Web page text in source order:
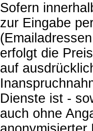
Sofern
zur Eingabe
erfolgt die
auf
Dienste ist -
auch ohne